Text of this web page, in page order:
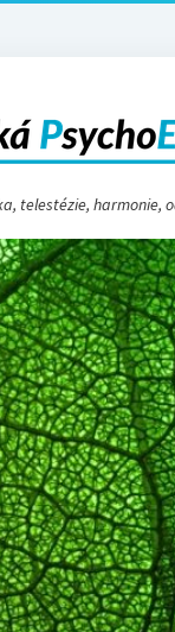
telestézie, harmonie,